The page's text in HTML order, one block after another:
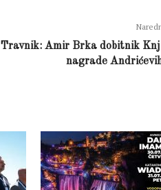
Travnik: Amir Brka dobitnik
nagrade